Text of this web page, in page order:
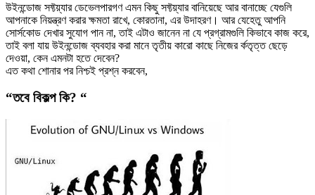
উইনন্ডোজ সফ্টয়্যার ডেভেলপারগণ এমন কিছু সফ্টয়্যার বানিয়েছে আর বানাচ্ছে যেগুলি
আপনাকে নিয়ন্ত্রণ করার ক্ষমতা রাখে, কোরতানা, এর উদাহরণ। আর যেহেতু আপনি
সোর্সকোড দেখার সুযোগ পান না, তাই এটাও জানেন না যে প্রগ্রামগুলি কিভাবে কাজ করে,
তাই বলা যায় উইনন্ডোজ ব্যবহার করা মানে তৃতীয় কারো কাছে নিজের র্কতৃত্ত ছেড়ে
দেওয়া, কেন এমনটা হতে দেবেন?
এত কথা শোনার পর নিশ্চই প্রশ্ন করবেন,
“তবে বিকল্প কি? “